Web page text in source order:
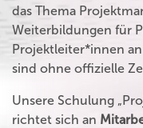
das Thema
Weiterbildungen für
Projektleiter*innen
sind ohne offizielle
Unsere Schulung
richtet sich an